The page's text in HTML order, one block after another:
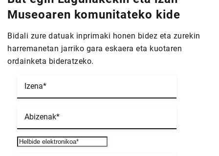
Museoaren komunitateko kide
Bidali zure datuak inprimaki honen bidez eta zurekin
harremanetan jarriko gara eskaera eta kuotaren
ordainketa bideratzeko.